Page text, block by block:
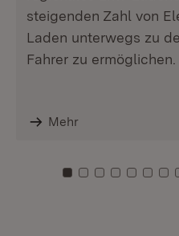
steigenden Zahl von
Laden unterwegs zu
Fahrer zu ermöglichen.
Mehr
Zu Kachel: 0
Zu Kachel: 1
Zu Kachel:
ZuZuZu